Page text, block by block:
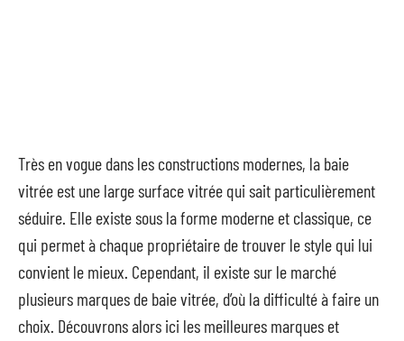
Très en vogue dans les constructions modernes, la baie
vitrée est une large surface vitrée qui sait particulièrement
séduire. Elle existe sous la forme moderne et classique, ce
qui permet à chaque propriétaire de trouver le style qui lui
convient le mieux. Cependant, il existe sur le marché
plusieurs marques de baie vitrée, d’où la difficulté à faire un
choix. Découvrons alors ici les meilleures marques et